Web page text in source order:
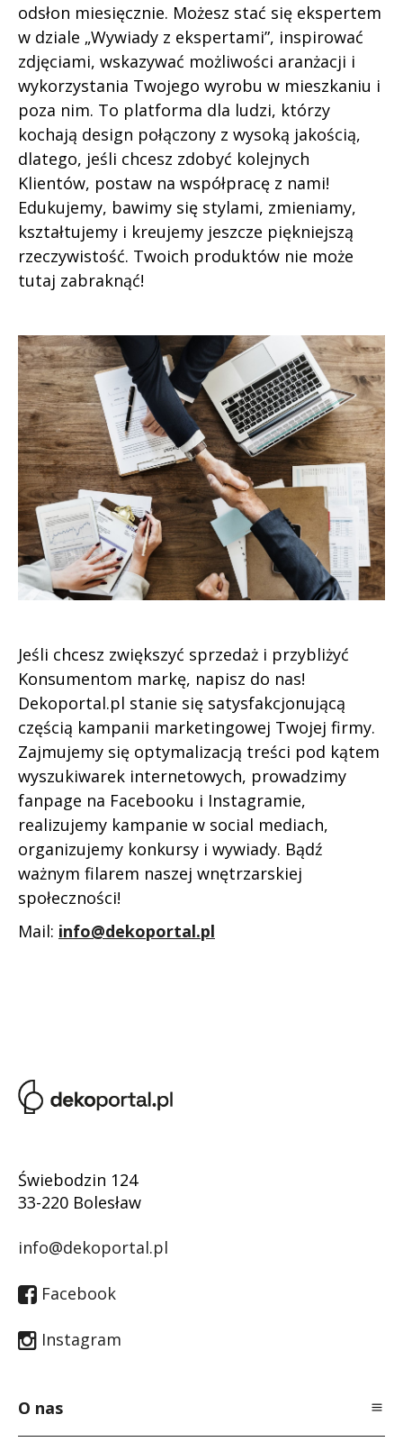
odsłon miesięcznie. Możesz stać się ekspertem
w dziale „Wywiady z ekspertami”, inspirować
zdjęciami, wskazywać możliwości aranżacji i
wykorzystania Twojego wyrobu w mieszkaniu i
poza nim. To platforma dla ludzi, którzy
kochają design połączony z wysoką jakością,
dlatego, jeśli chcesz zdobyć kolejnych
Klientów, postaw na współpracę z nami!
Edukujemy, bawimy się stylami, zmieniamy,
kształtujemy i kreujemy jeszcze piękniejszą
rzeczywistość. Twoich produktów nie może
tutaj zabraknąć!
Jeśli chcesz zwiększyć sprzedaż i przybliżyć
Konsumentom markę, napisz do nas!
Dekoportal.pl stanie się satysfakcjonującą
częścią kampanii marketingowej Twojej firmy.
Zajmujemy się optymalizacją treści pod kątem
wyszukiwarek internetowych, prowadzimy
fanpage na Facebooku i Instagramie,
realizujemy kampanie w social mediach,
organizujemy konkursy i wywiady. Bądź
ważnym filarem naszej wnętrzarskiej
społeczności!
Mail: info@dekoportal.pl
Świebodzin 124
33-220 Bolesław
info@dekoportal.pl
Facebook
Instagram
O nas